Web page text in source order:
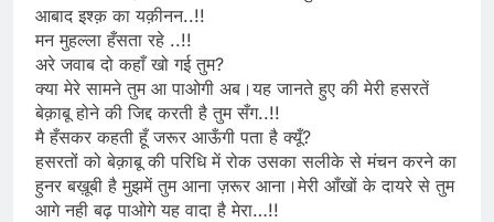
आबाद इश्क़ का यक़ीनन..!!
मन मुहल्ला हँसता रहे ..!!
अरे जवाब दो कहाँ खो गई तुम?
क्या मेरे सामने तुम आ पाओगी अब।यह जानते हुए की मेरी हसरतें
बेक़ाबू होने की जिद्द करती है तुम सँग..!!
मै हँसकर कहती हूँ जरूर आऊँगी पता है क्यूँ?
हसरतों को बेक़ाबू की परिधि में रोक उसका सलीके से मंचन करने का
हुनर बख़ूबी है मुझमें तुम आना ज़रूर आना।मेरी आँखों के दायरे से तुम
आगे नही बढ़ पाओगे यह वादा है मेरा…!!